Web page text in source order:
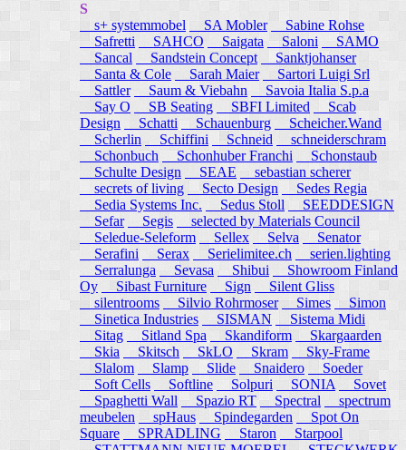
S
s+ systemmobel
SA Mobler
Sabine Rohse
Safretti
SAHCO Saigata Saloni
SAMO
Sancal
Sandstein Concept
Sanktjohanser
Santa & Cole
Sarah Maier
Sartori Luigi Srl
Sattler
Saum & Viebahn
Savoia Italia S.p.a
Say O
SB Seating SBFI Limited
Scab
Design
Schatti Schauenburg
Scheicher.Wand
Scherlin
Schiffini Schneid
schneiderschram
Schonbuch
Schonhuber Franchi
Schonstaub
Schulte Design
SEAE
sebastian scherer
secrets of living
Secto Design
Sedes Regia
Sedia Systems Inc.
Sedus Stoll
SEEDDESIGN
Sefar
Segis
selected by Materials Council
Seledue-Seleform
Sellex Selva
Senator
Serafini
Serax Serielimitee.ch
serien.lighting
Serralunga
Sevasa Shibui
Showroom Finland
Oy
Sibast Furniture Sign
Silent Gliss
silentrooms
Silvio Rohrmoser Simes Simon
Sinetica Industries
SISMAN
Sistema Midi
Sitag
Sitland Spa Skandiform
Skargaarden
Skia
Skitsch SkLO Skram
Sky-Frame
Slalom
Slamp Slide Snaidero
Soeder
Soft Cells
Softline Solpuri SONIA
Sovet
Spaghetti Wall
Spazio RT Spectral
spectrum
meubelen
spHaus Spindegarden
Spot On
Square
SPRADLING Staron
Starpool